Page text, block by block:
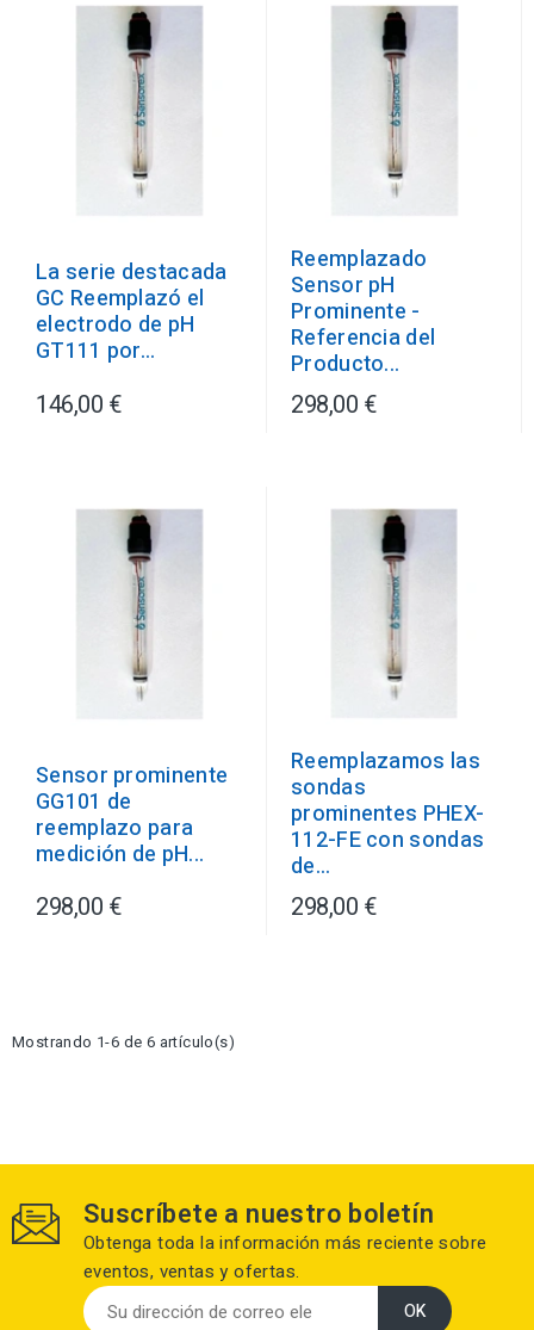
La serie destacada
GC Reemplazó el
electrodo de pH
GT111 por...
146,00 €
Reemplazado
Sensor pH
Prominente -
Referencia del
Producto...
298,00 €
Sensor prominente
GG101 de
reemplazo para
medición de pH...
298,00 €
Reemplazamos las
sondas
prominentes PHEX-
112-FE con sondas
de...
298,00 €
Mostrando 1-6 de 6 artículo(s)
Suscríbete a nuestro boletín
Obtenga toda la información más reciente sobre
eventos, ventas y ofertas.